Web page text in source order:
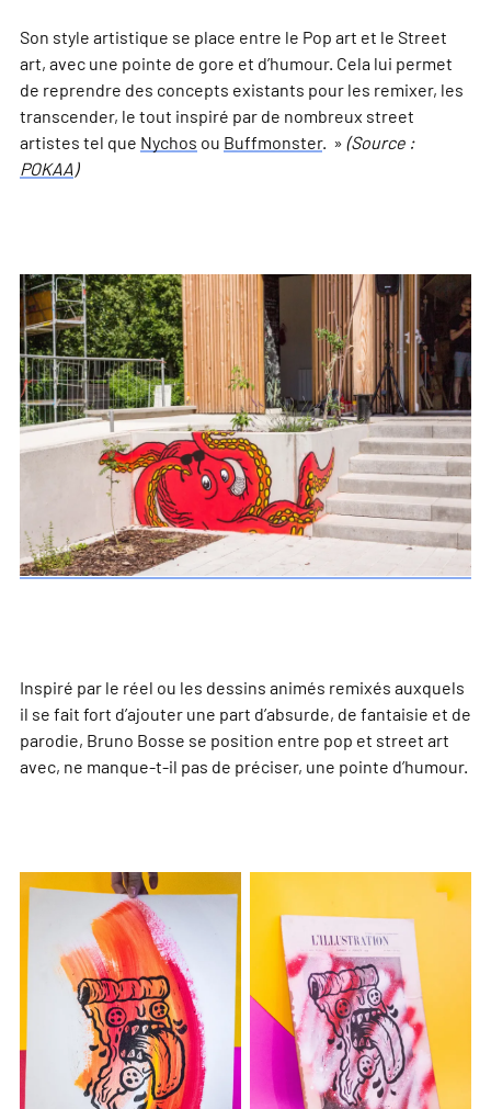
Son style artistique se place entre le Pop art et le Street
art, avec une pointe de gore et d’humour. Cela lui permet
de reprendre des concepts existants pour les remixer, les
transcender, le tout inspiré par de nombreux street
artistes tel que Nychos ou Buffmonster. » (Source :
POKAA)
Inspiré par le réel ou les dessins animés remixés auxquels
il se fait fort d’ajouter une part d’absurde, de fantaisie et de
parodie, Bruno Bosse se position entre pop et street art
avec, ne manque-t-il pas de préciser, une pointe d’humour.